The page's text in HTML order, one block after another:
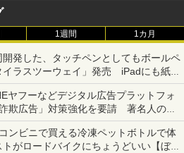
1週間 1カ月
発した、タッチペンとしてもボールペ
イラスツーウェイ」発売 iPadにも紙に
める
ヤフーなどデジタル広告プラットフォ
欺広告」対策強化を要請 著名人の写
などへの対策として
ンビニで買える冷凍ペットボトルで体
がロードバイクにちょうどいい【ぼっ